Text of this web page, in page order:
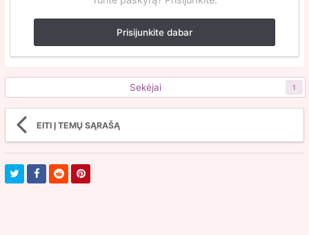
Prisijunkite dabar
Sekėjai 1
EITI Į TEMŲ SĄRAŠĄ